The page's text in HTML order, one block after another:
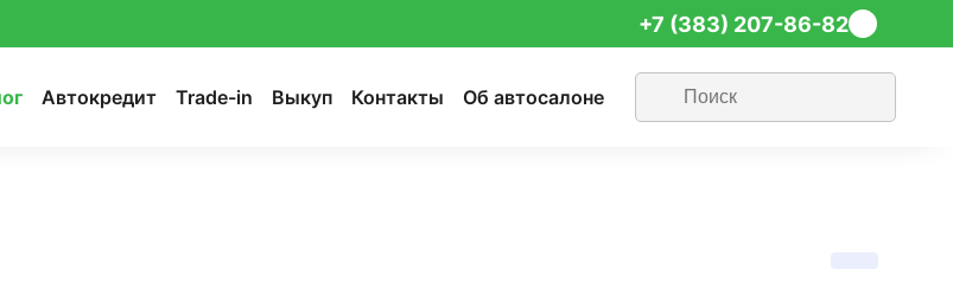
+7 (383) 207-86-82
Автокредит Trade-in Выкуп Контакты Об автосалоне